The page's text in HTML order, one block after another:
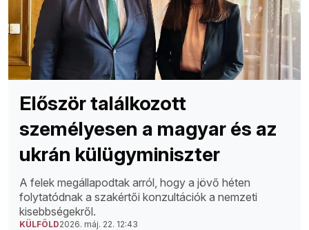
Először találkozott
személyesen a magyar és az
ukrán külügyminiszter
A felek megállapodtak arról, hogy a jövő héten
folytatódnak a szakértői konzultációk a nemzeti
kisebbségekről.
KÜLFÖLD2026. máj. 22. 12:43